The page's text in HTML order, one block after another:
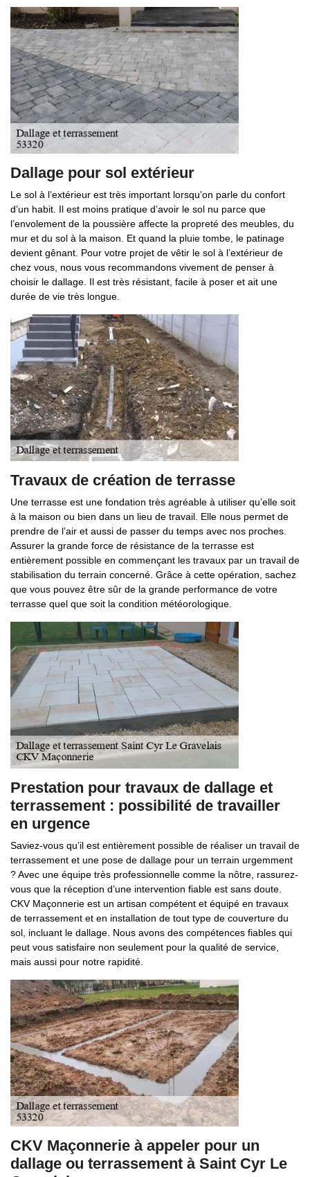
Dallage pour sol extérieur
Le sol à l’extérieur est très important lorsqu’on parle du confort
d’un habit. Il est moins pratique d’avoir le sol nu parce que
l’envolement de la poussière affecte la propreté des meubles, du
mur et du sol à la maison. Et quand la pluie tombe, le patinage
devient gênant. Pour votre projet de vêtir le sol à l’extérieur de
chez vous, nous vous recommandons vivement de penser à
choisir le dallage. Il est très résistant, facile à poser et ait une
durée de vie très longue.
Travaux de création de terrasse
Une terrasse est une fondation très agréable à utiliser qu’elle soit
à la maison ou bien dans un lieu de travail. Elle nous permet de
prendre de l’air et aussi de passer du temps avec nos proches.
Assurer la grande force de résistance de la terrasse est
entièrement possible en commençant les travaux par un travail de
stabilisation du terrain concerné. Grâce à cette opération, sachez
que vous pouvez être sûr de la grande performance de votre
terrasse quel que soit la condition météorologique.
Prestation pour travaux de dallage et
terrassement : possibilité de travailler
en urgence
Saviez-vous qu’il est entièrement possible de réaliser un travail de
terrassement et une pose de dallage pour un terrain urgemment
? Avec une équipe très professionnelle comme la nôtre, rassurez-
vous que la réception d’une intervention fiable est sans doute.
CKV Maçonnerie est un artisan compétent et équipé en travaux
de terrassement et en installation de tout type de couverture du
sol, incluant le dallage. Nous avons des compétences fiables qui
peut vous satisfaire non seulement pour la qualité de service,
mais aussi pour notre rapidité.
CKV Maçonnerie à appeler pour un
dallage ou terrassement à Saint Cyr Le